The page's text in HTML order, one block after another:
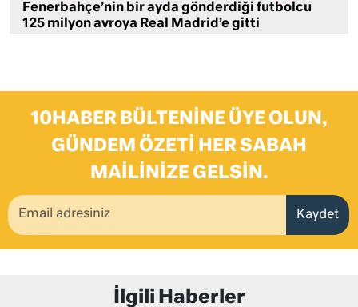
Fenerbahçe’nin bir ayda gönderdiği futbolcu
125 milyon avroya Real Madrid’e gitti
10HABER BÜLTENINE ÜYE OLUN,
GÜNDEM ÖZETI HER SABAH
MAILINIZE GELSIN.
Kaydet
İlgili Haberler